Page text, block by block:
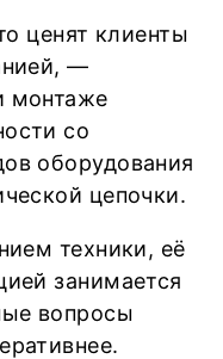
ценят клиенты
—
монтаже
со
оборудования
цепочки.
техники, её
занимается
вопросы